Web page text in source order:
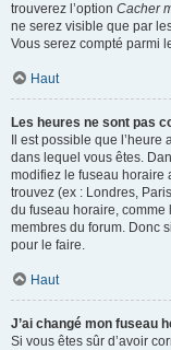
trouverez l’option Cacher
ne serez visible que par
Vous serez compté parmi
Haut
Les heures ne sont pas
Il est possible que
dans lequel vous êtes.
modifiez le fuseau horaire
trouvez (ex : Londres,
du fuseau horaire, comme
membres du forum. Donc
pour le faire.
Haut
J’ai changé mon fuseau
Si vous êtes sûr d’avoir